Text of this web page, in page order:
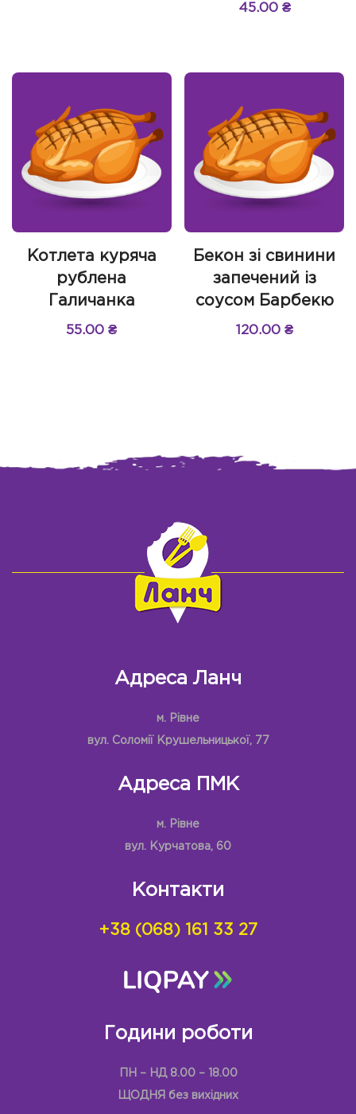
45.00 ₴
Котлета куряча
рублена
Галичанка
55.00₴
Бекон зі свинини
запечений із
соусом Барбекю
120.00 ₴
Адреса Ланч
м. Рівне
вул. Соломії Крушельницької, 77
Адреса ПМК
м. Рівне
вул. Курчатова, 60
Контакти
+38 (068) 161 33 27
Години роботи
ПН – НД 8.00 – 18.00
ЩОДНЯ без вихідних